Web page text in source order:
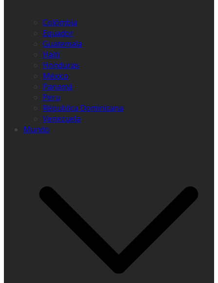
Colômbia
Equador
Guatemala
Haiti
Honduras
México
Panamá
Peru
Républica Dominicana
Venezuela
Mundo